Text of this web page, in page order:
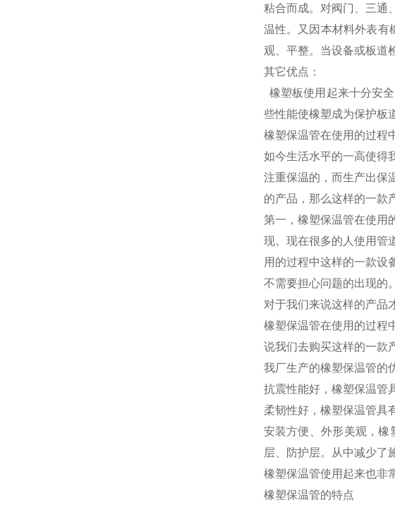
粘合而成。对阀门、三通
温性。又因本材料外表有
观、平整。当设备或板道
其它优点：
橡塑板使用起来十分安
些性能使橡塑成为保护板
橡塑保温管在使用的过程
如今生活水平的一高使得
注重保温的，而生产出保
的产品，那么这样的一款
第一，橡塑保温管在使用
现。现在很多的人使用管
用的过程中这样的一款设
不需要担心问题的出现的
对于我们来说这样的产品
橡塑保温管在使用的过程
说我们去购买这样的一款
我厂生产的橡塑保温管的
抗震性能好，橡塑保温管
柔韧性好，橡塑保温管具
安装方便、外形美观，橡
层、防护层。从中减少了
橡塑保温管使用起来也非
橡塑保温管的特点